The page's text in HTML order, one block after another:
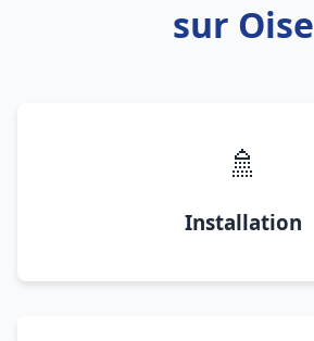
sur Oise
🚿
Installation